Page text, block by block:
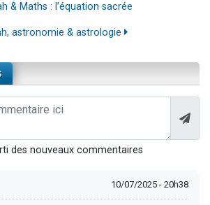
& Maths : l’équation sacrée
astronomie & astrologie
des nouveaux commentaires
10/07/2025 - 20h38